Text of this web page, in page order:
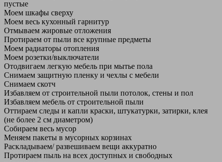
пустые
Моем шкафы сверху
Моем весь кухонный гарнитур
Отмываем жировые отложения
Протираем от пыли все крупные предметы
Моем радиаторы отопления
Моем розетки/выключатели
Отодвигаем легкую мебель при мытье пола
Снимаем защитную пленку и чехлы с мебели
Снимаем скотч
Избавляем от строительной пыли потолок, стены и пол
Избавляем мебель от строительной пыли
Оттираем следы и капли краски, штукатурки, затирки, клея
(не более 2 см диаметром)
Собираем весь мусор
Меняем пакеты в мусорных корзинах
Раскладываем/ развешиваем вещи аккуратно
Протираем пыль на всех доступных и свободных